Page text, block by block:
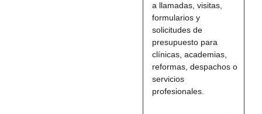
a llamadas, visitas,
formularios y
solicitudes de
presupuesto para
clínicas, academias,
reformas, despachos o
servicios
profesionales.